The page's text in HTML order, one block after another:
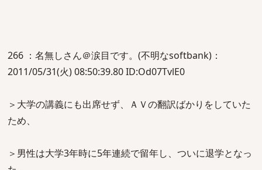
266 ：名無しさん＠涙目です。(不明なsoftbank)：
2011/05/31(火) 08:50:39.80 ID:Od07TvlE0
＞大学の講義にも出席せず、ＡＶの翻訳ばかりをしていた
ため、
＞男性は大学3年時に5年連続で留年し、ついに退学となっ